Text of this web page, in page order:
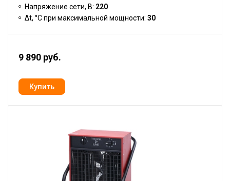
Напряжение сети, В: 220
Δt, °C при максимальной мощности: 30
9 890 руб.